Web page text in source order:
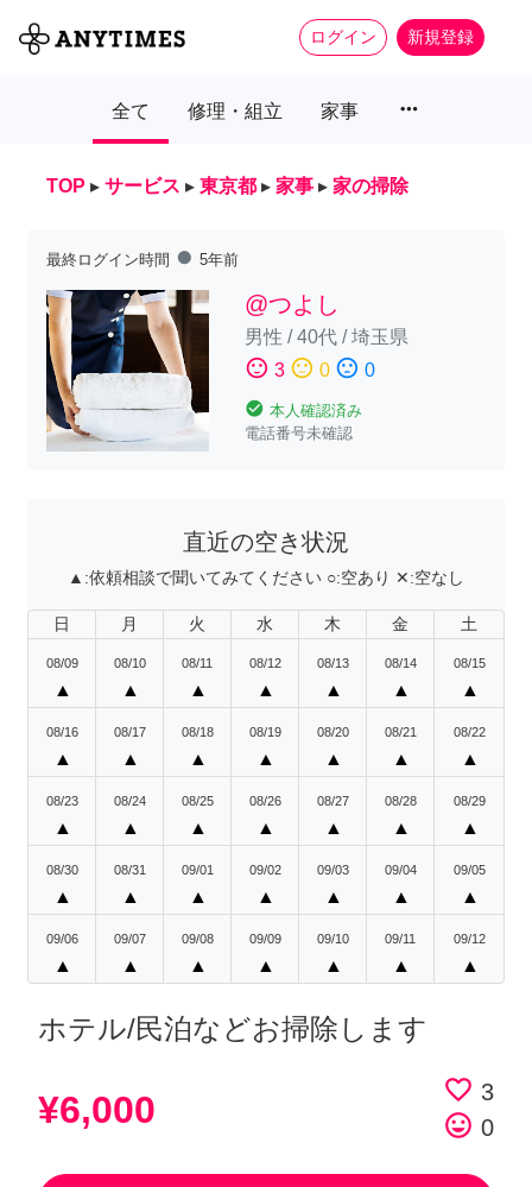
ログイン 新規登録
全て 修理・組立 家事 more_horiz
TOP ▸ サービス ▸ 東京都 ▸ 家事 ▸ 家の掃除
最終ログイン時間 fiber_manual_record 5年前
@つよし
男性 /40代/埼玉県
sentiment_satisfied 3 sentiment_neutral 0 sentiment_dissatisfied 0
check_circle 本人確認済み
電話番号未確認
直近の空き状況
▲:依頼相談で聞いてみてください ○:空あり ✕:空なし
日 月 火 水 木 金 土
08/09
▲
08/10
▲
08/11
▲
08/12
▲
08/13
▲
08/14
▲
08/15
▲
08/16
▲
08/17
▲
08/18
▲
08/19
▲
08/20
▲
08/21
▲
08/22
▲
08/23
▲
08/24
▲
08/25
▲
08/26
▲
08/27
▲
08/28
▲
08/29
▲
08/30
▲
08/31
▲
09/01
▲
09/02
▲
09/03
▲
09/04
▲
09/05
▲
09/06
▲
09/07
▲
09/08
▲
09/09
▲
09/10
▲
09/11
▲
09/12
▲
ホテル/民泊などお掃除します
¥6,000 favorite_border 3
tag_faces 0